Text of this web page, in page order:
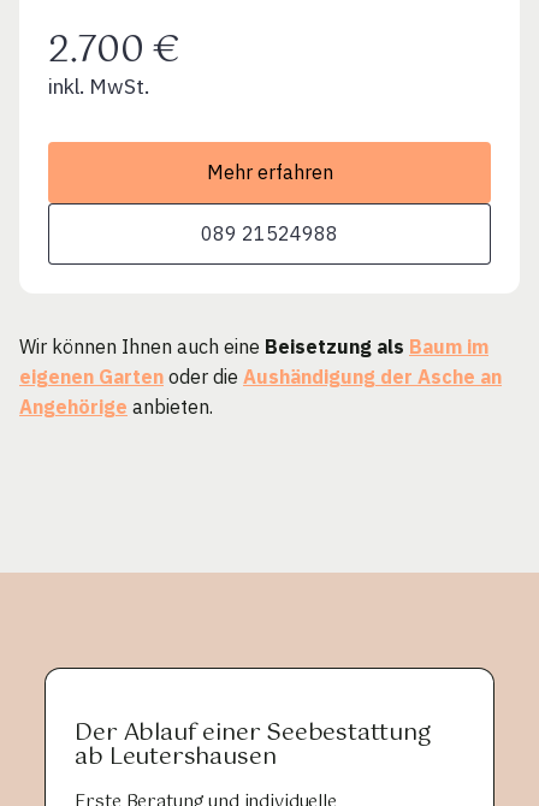
2.700 €
inkl. MwSt.
Mehr erfahren
089 21524988
Wir können Ihnen auch eine Beisetzung als Baum im
eigenen Garten oder die Aushändigung der Asche an
Angehörige anbieten.
Der Ablauf einer Seebestattung
ab Leutershausen